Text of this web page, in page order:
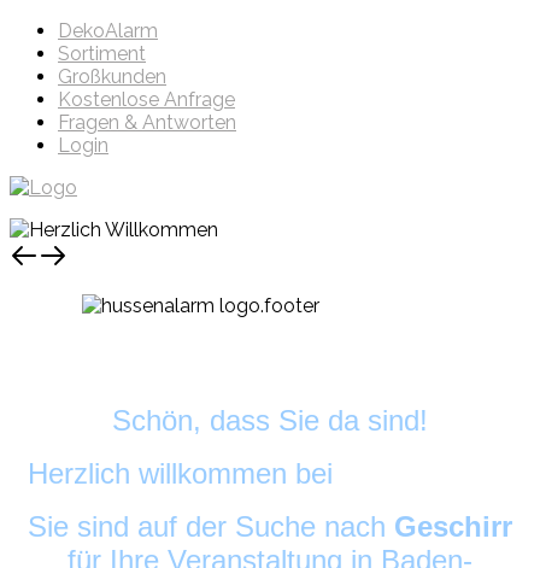
DekoAlarm
Sortiment
Großkunden
Kostenlose Anfrage
Fragen & Antworten
Login
Schön, dass Sie da sind!
Herzlich willkommen bei
Sie sind auf der Suche nach Geschirr
für Ihre Veranstaltung in Baden-